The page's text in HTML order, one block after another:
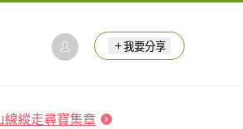
我要分享
線縱走尋寶集章